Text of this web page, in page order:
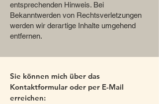
entsprechenden Hinweis. Bei
Bekanntwerden von Rechtsverletzungen
werden wir derartige Inhalte umgehend
entfernen.
Sie können mich über das
Kontaktformular oder per E-Mail
erreichen: